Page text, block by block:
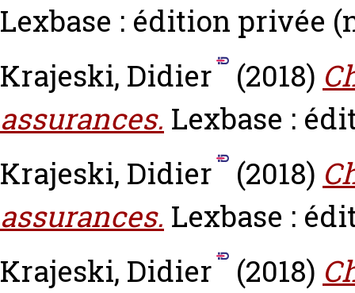
Lexbase : édition privée
Krajeski, Didier
(2018)
assurances. Lexbase :
Krajeski, Didier
(2018)
assurances. Lexbase :
Krajeski, Didier
(2018)